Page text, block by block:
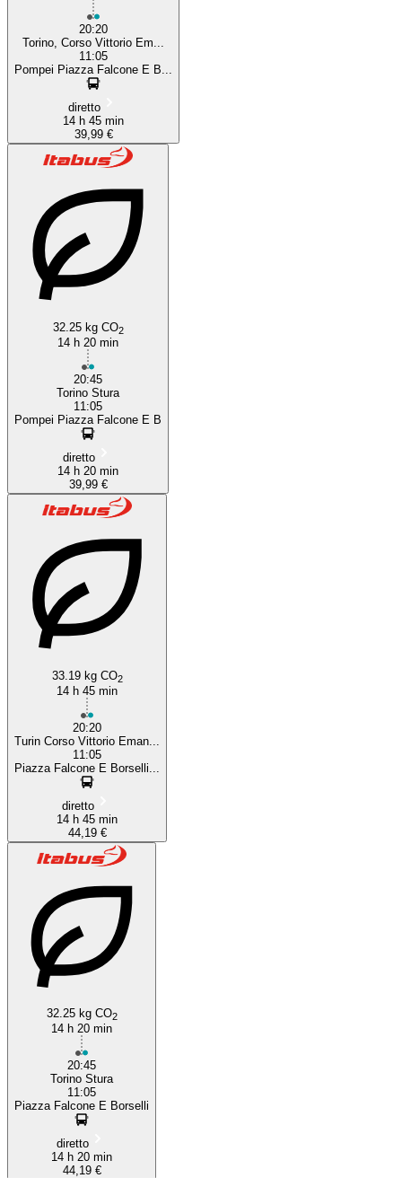
20:20
Torino, Corso Vittorio Em...
11:05
Pompei Piazza Falcone E B...
diretto
14 h 45 min
39,99 €
32.25 kg CO2
14 h 20 min
20:45
Torino Stura
11:05
Pompei Piazza Falcone E B
diretto
14 h 20 min
39,99 €
33.19 kg CO2
14 h 45 min
20:20
Turin Corso Vittorio Eman...
11:05
Piazza Falcone E Borselli...
diretto
14 h 45 min
44,19 €
32.25 kg CO2
14 h 20 min
20:45
Torino Stura
11:05
Piazza Falcone E Borselli
diretto
14 h 20 min
44,19 €